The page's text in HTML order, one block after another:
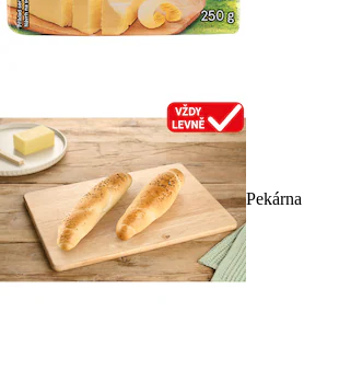
Pekárna